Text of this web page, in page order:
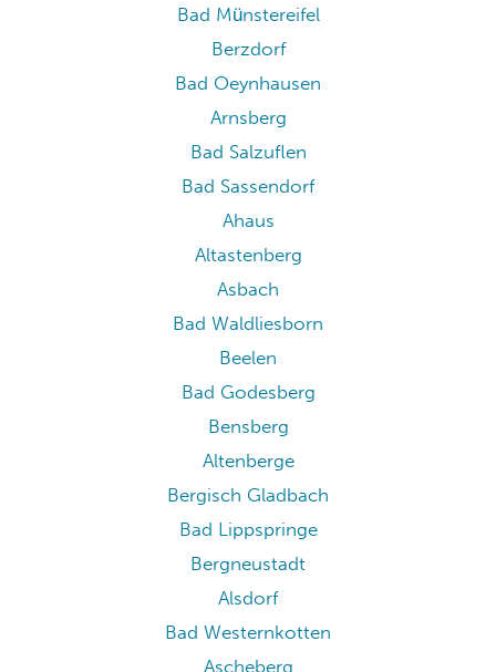
Bad Münstereifel
Berzdorf
Bad Oeynhausen
Arnsberg
Bad Salzuflen
Bad Sassendorf
Ahaus
Altastenberg
Asbach
Bad Waldliesborn
Beelen
Bad Godesberg
Bensberg
Altenberge
Bergisch Gladbach
Bad Lippspringe
Bergneustadt
Alsdorf
Bad Westernkotten
Ascheberg